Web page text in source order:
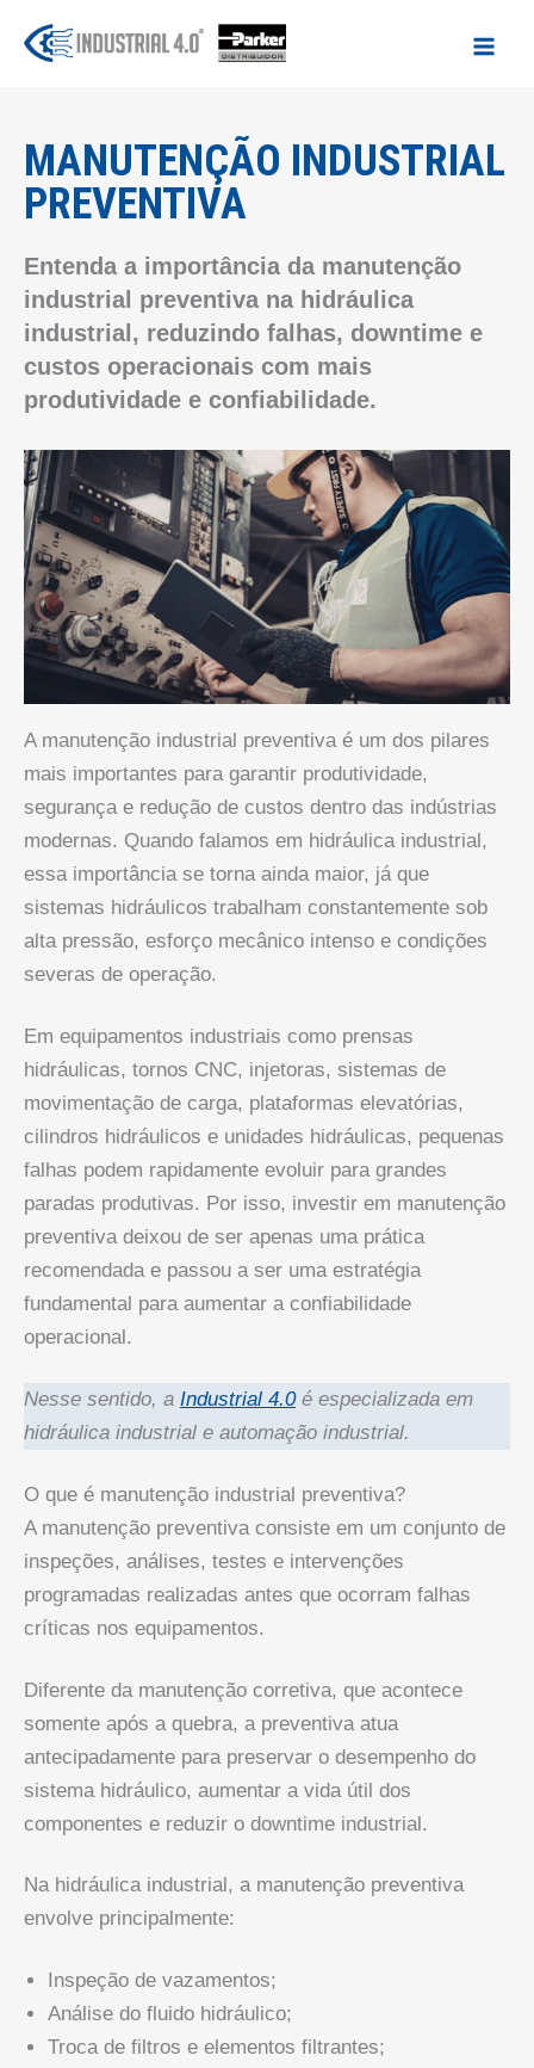
para
MANUTENÇÃO INDUSTRIAL
PREVENTIVA
Entenda a importância da manutenção
industrial preventiva na hidráulica
industrial, reduzindo falhas, downtime e
custos operacionais com mais
produtividade e confiabilidade.
A manutenção industrial preventiva é um dos pilares
mais importantes para garantir produtividade,
segurança e redução de custos dentro das indústrias
modernas. Quando falamos em hidráulica industrial,
essa importância se torna ainda maior, já que
sistemas hidráulicos trabalham constantemente sob
alta pressão, esforço mecânico intenso e condições
severas de operação.
Em equipamentos industriais como prensas
hidráulicas, tornos CNC, injetoras, sistemas de
movimentação de carga, plataformas elevatórias,
cilindros hidráulicos e unidades hidráulicas, pequenas
falhas podem rapidamente evoluir para grandes
paradas produtivas. Por isso, investir em manutenção
preventiva deixou de ser apenas uma prática
recomendada e passou a ser uma estratégia
fundamental para aumentar a confiabilidade
operacional.
Nesse sentido, a Industrial 4.0é especializada em
hidráulica industrial e automação industrial.
O que é manutenção industrial preventiva?
A manutenção preventiva consiste em um conjunto de
inspeções, análises, testes e intervenções
programadas realizadas antes que ocorram falhas
críticas nos equipamentos.
Diferente da manutenção corretiva, que acontece
somente após a quebra, a preventiva atua
antecipadamente para preservar o desempenho do
sistema hidráulico, aumentar a vida útil dos
componentes e reduzir o downtime industrial.
Na hidráulica industrial, a manutenção preventiva
envolve principalmente:
Inspeção de vazamentos;
Análise do fluido hidráulico;
Troca de filtros e elementos filtrantes;